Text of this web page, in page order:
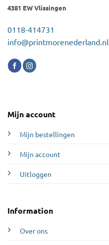
4381 EW Vlissingen
0118-414731
info@printmorenederland.nl
Mijn account
Mijn bestellingen
Mijn account
Uitloggen
Information
Over ons